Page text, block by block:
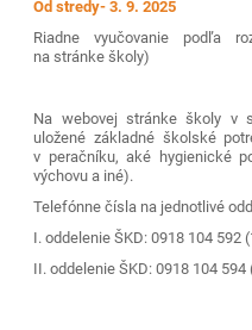
Od stredy- 3. 9. 2025
Riadne vyučovanie podľa
na stránke školy)
Na webovej stránke školy v
uložené základné školské
v peračníku, aké hygienické
výchovu a iné).
Telefónne čísla na jednotlivé
I. oddelenie ŠKD: 0918 104 592
II. oddelenie ŠKD: 0918 104 594